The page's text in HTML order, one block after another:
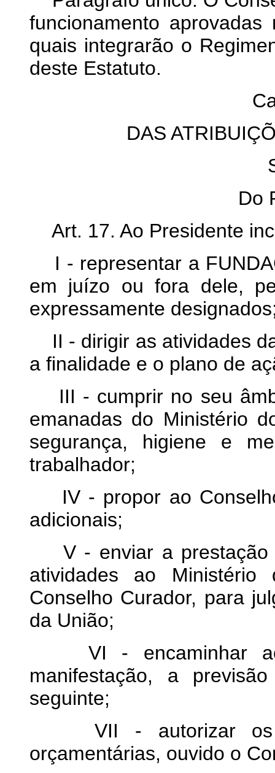
funcionamento
quais integrarão o
deste Estatuto.
DAS
Do
Art. 17. Ao Presidente
I - representar a
em juízo ou fora dele,
expressamente
II - dirigir as atividades
a finalidade e o plano de
III - cumprir no seu
emanadas do Ministério
segurança, higiene e
trabalhador;
IV - propor ao
adicionais;
V - enviar a prestação
atividades ao
Conselho Curador, para
da União;
VI - encaminhar ao
manifestação, a
seguinte;
VII - autorizar os
orçamentárias, ouvido o